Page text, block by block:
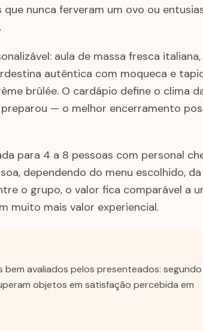
nunca ferveram um ovo ou
aula de massa fresca italiana,
autêntica com moqueca e
brûlée. O cardápio define o clima
— o melhor encerramento
para 4 a 8 pessoas com personal
dependendo do menu escolhido, da
o grupo, o valor fica comparável a
muito mais valor experiencial.
avaliados pelos presenteados: segundo
objetos em satisfação percebida em